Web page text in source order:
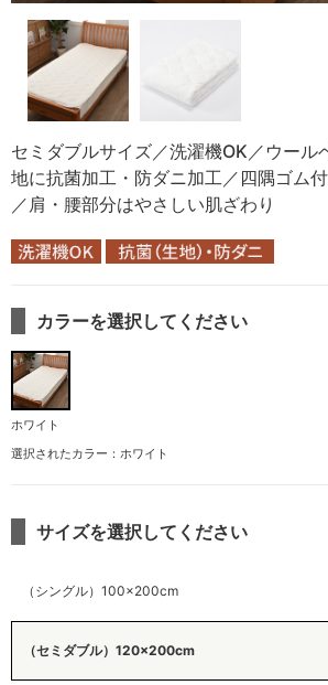
セミダブルサイズ／洗濯機OK／ウール
地に抗菌加工・防ダニ加工／四隅ゴム
／肩・腰部分はやさしい肌ざわり
カラーを選択してください
ホワイト
選択されたカラー：ホワイト
サイズを選択してください
（シングル）100×200cm
（セミダブル）120×200cm